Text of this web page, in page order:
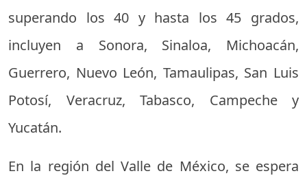
superando los 40 y hasta los 45 grados,
incluyen a Sonora, Sinaloa, Michoacán,
Guerrero, Nuevo León, Tamaulipas, San Luis
Potosí, Veracruz, Tabasco, Campeche y
Yucatán.
En la región del Valle de México, se espera